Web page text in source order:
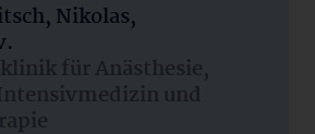
Nikolas,
für Anästhesie,
und